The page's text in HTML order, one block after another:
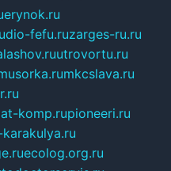
erynok.ru
fefu.ruzarges-ru.ru
utrovortu.ru
mkcslava.ru
komp.rupioneeri.ru
ecolog.org.ru